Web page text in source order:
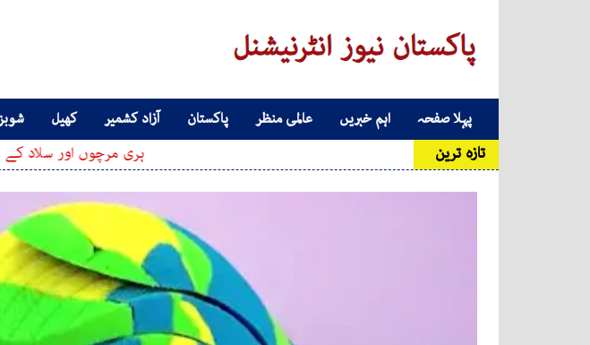
Main Navigationپہلا صفحہ اہم خبریں عالمی منظر پاکستان آزاد کشمیر کھیل
تازہ ترین ہری مرچوں اور سلاد کے پتوں میں